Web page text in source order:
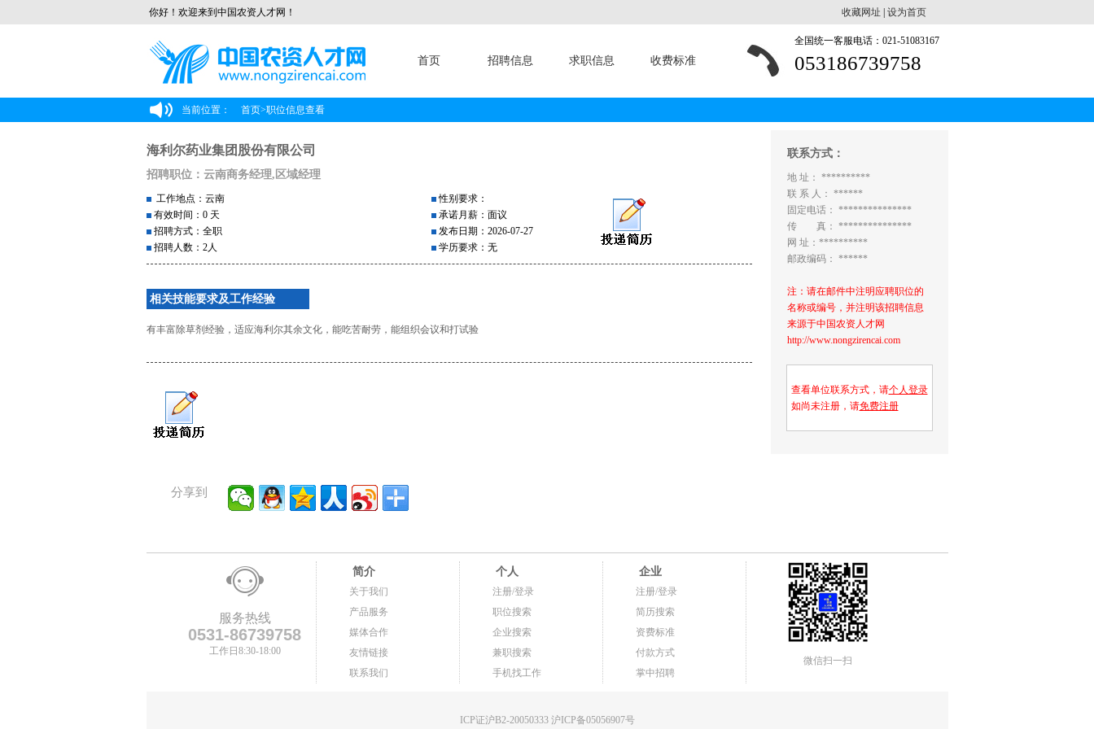
你好！欢迎来到中国农资人才网！ 收藏网址 设为首页
首页 招聘信息 求职信息 收费标准
全国统一客服电话：021-51083167
053186739758
当前位置： 首页>职位信息查看
海利尔药业集团股份有限公司
招聘职位：云南商务经理,区域经理
工作地点：云南
有效时间：0 天
招聘方式：全职
招聘人数：2人
性别要求：
承诺月薪：面议
发布日期：2026-07-27
学历要求：无
相关技能要求及工作经验
有丰富除草剂经验，适应海利尔其余文化，能吃苦耐劳，能组织会议和打试验
分享到
联系方式：
地 址： **********
联 系 人： ******
固定电话： ***************
传 真： ***************
网 址：**********
邮政编码： ******
注：请在邮件中注明应聘职位的
名称或编号，并注明该招聘信息
来源于中国农资人才网
http://www.nongzirencai.com
查看单位联系方式，请个人登录
如尚未注册，请免费注册
服务热线
0531-86739758
工作日8:30-18:00
简介
关于我们
产品服务
媒体合作
友情链接
联系我们
个人
注册/登录
职位搜索
企业搜索
兼职搜索
手机找工作
企业
注册/登录
简历搜索
资费标准
付款方式
掌中招聘
微信扫一扫
ICP证沪B2-20050333 沪ICP备05056907号